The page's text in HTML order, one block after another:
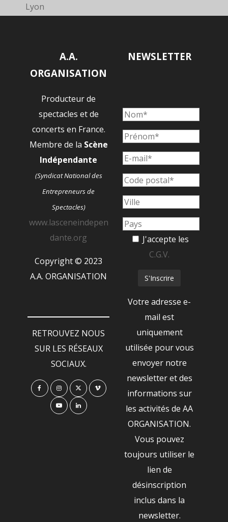
Lyon
A.A.
ORGANISATION
Producteur de
spectacles et de
concerts en France.
Membre de la Scène
Indépendante
(Syndicat National des
Entrepreneurs de
Spectacles)
www.lasceneindepen
dante.org
Copyright © 2023
A.A. ORGANISATION
RETROUVEZ NOUS
SUR LES RÉSEAUX
SOCIAUX.
NEWSLETTER
J'accepte les
C.G.V.
Votre adresse e-
mail est
uniquement
utilisée pour vous
envoyer notre
newsletter et des
informations sur
les activités de AA
ORGANISATION.
Vous pouvez
toujours utiliser le
lien de
désinscription
inclus dans la
newsletter.